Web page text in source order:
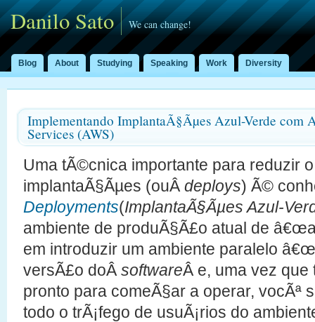
Danilo Sato We can change!
Blog About Studying Speaking Work Diversity
Implementando ImplantaÃ§Ãµes Azul-Verde com
Services (AWS)
Uma tÃ©cnica importante para reduzir
implantaÃ§Ãµes (ouÂ deploys) Ã©
Deployments(ImplantaÃ§Ãµes Azul-
ambiente de produÃ§Ã£o atual de
em introduzir um ambiente paralelo
versÃ£o doÂ softwareÂ e, uma vez que
pronto para comeÃ§ar a operar, vocÃª
todo o trÃ¡fego de usuÃ¡rios do